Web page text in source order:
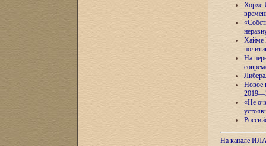
Хорхе
Хайме
На
Новое
«Не
На канале ИЛА